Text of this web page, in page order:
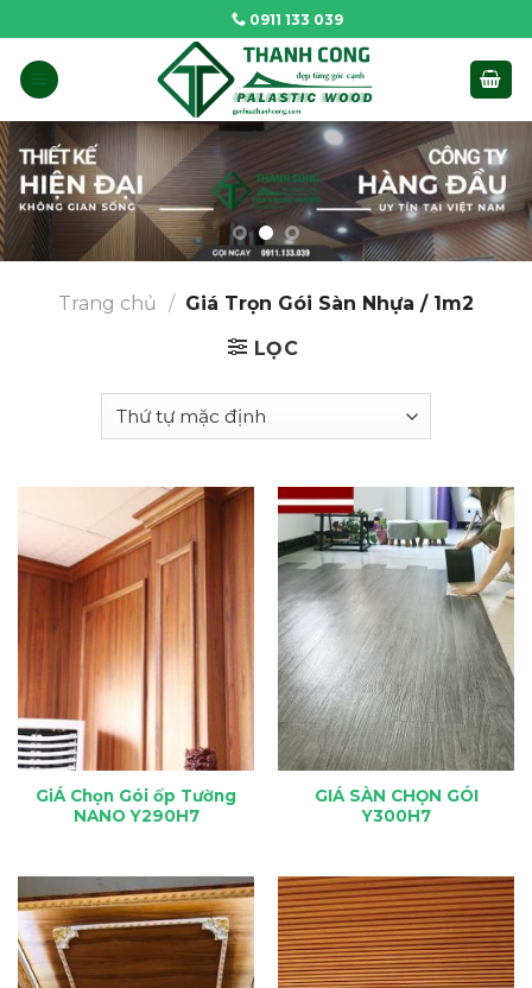
to
content
0911 133 039
Trang chủ / Giá Trọn Gói Sàn Nhựa / 1m2
LỌC
GiÁ Chọn Gói ốp Tường
NANO Y290H7
GIÁ SÀN CHỌN GÓI
Y300H7